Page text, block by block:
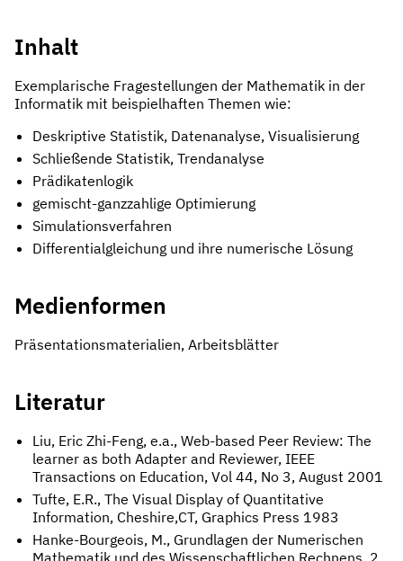
Inhalt
Exemplarische Fragestellungen der Mathematik in der
Informatik mit beispielhaften Themen wie:
Deskriptive Statistik, Datenanalyse, Visualisierung
Schließende Statistik, Trendanalyse
Prädikatenlogik
gemischt-ganzzahlige Optimierung
Simulationsverfahren
Differentialgleichung und ihre numerische Lösung
Medienformen
Präsentationsmaterialien, Arbeitsblätter
Literatur
Liu, Eric Zhi-Feng, e.a., Web-based Peer Review: The
learner as both Adapter and Reviewer, IEEE
Transactions on Education, Vol 44, No 3, August 2001
Tufte, E.R., The Visual Display of Quantitative
Information, Cheshire,CT, Graphics Press 1983
Hanke-Bourgeois, M., Grundlagen der Numerischen
Mathematik und des Wissenschaftlichen Rechnens, 2.